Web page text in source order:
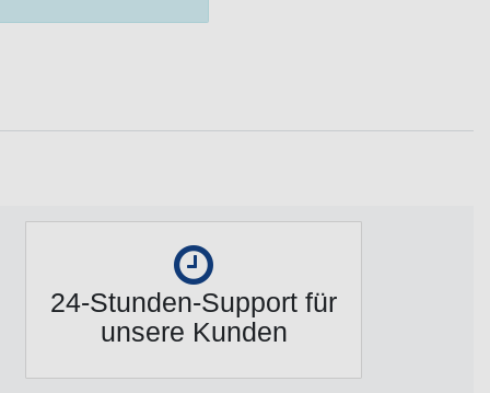
24-Stunden-Support für
unsere Kunden